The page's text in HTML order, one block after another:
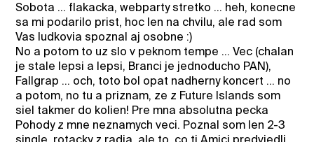
Sobota ... flakacka, webparty stretko ... heh, konecne
sa mi podarilo prist, hoc len na chvilu, ale rad som
Vas ludkovia spoznal aj osobne :)
No a potom to uz slo v peknom tempe ... Vec (chalan
je stale lepsi a lepsi, Branci je jednoducho PAN),
Fallgrap ... och, toto bol opat nadherny koncert ... no
a potom, no tu a priznam, ze z Future Islands som
siel takmer do kolien! Pre mna absolutna pecka
Pohody z mne neznamych veci. Poznal som len 2-3